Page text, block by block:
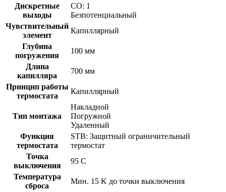
Дискретные
выходы
CO: 1
Безпотенциальный
Чувствительный
элемент
Капиллярный
Глубина
погружения
100 мм
Длина
капилляра
700 мм
Принцип работы
термостата
Капиллярный
Тип монтажа
Накладной
Погружной
Удаленный
Функция
термостата
STB: Защитный ограничительный
термостат
Точка
выключения
95 C
Температура
сброса
Мин. 15 K до точки выключения